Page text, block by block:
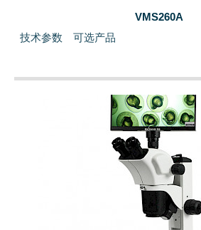
VMS260A
技术参数
可选产品